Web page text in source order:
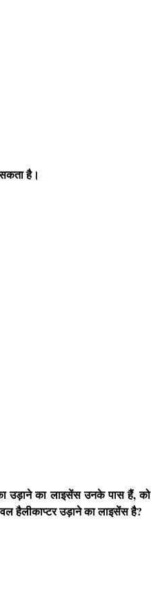
है।
उड़ाने का लाइसेंस उनके पास हैं, को
हैलीकाप्टर उड़ाने का लाइसेंस है?